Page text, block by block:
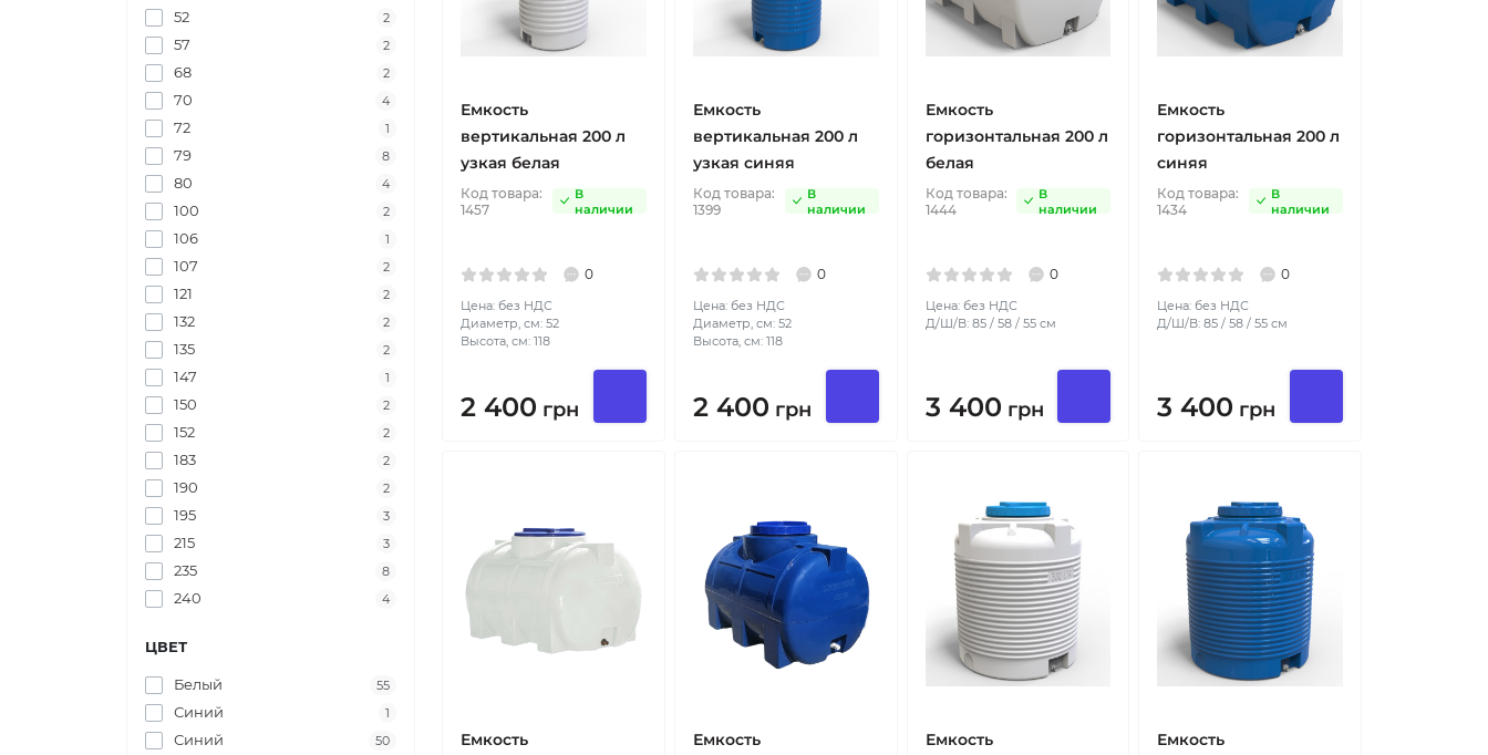
52 2
57 2
68 2
70 4
72 1
79 8
80 4
100 2
106 1
107 2
121 2
132 2
135 2
147 1
150 2
152 2
183 2
190 2
195 3
215 3
235 8
240 4
ЦВЕТ
Белый 55
Синий 1
Синий 50
Емкость
вертикальная 200 л
узкая белая
Код товара:
1457
В
наличии
0
Цена: без НДС
Диаметр, см: 52
Высота, см: 118
2 400 грн
Емкость
вертикальная 200 л
узкая синяя
Код товара:
1399
В
наличии
0
Цена: без НДС
Диаметр, см: 52
Высота, см: 118
2 400 грн
Емкость
горизонтальная 200 л
белая
Код товара:
1444
В
наличии
0
Цена: без НДС
Д/Ш/В: 85 / 58 / 55 см
3 400 грн
Емкость
горизонтальная 200 л
синяя
Код товара:
1434
В
наличии
0
Цена: без НДС
Д/Ш/В: 85 / 58 / 55 см
3 400 грн
Емкость
Емкость
Емкость
Емкость